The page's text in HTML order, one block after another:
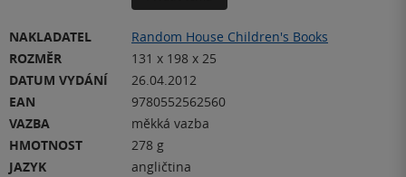
NAKLADATEL
Random House Children's Books
ROZMĚR
131 x 198 x 25
DATUM VYDÁNÍ
26.04.2012
EAN
9780552562560
VAZBA
měkká vazba
HMOTNOST
278 g
JAZYK
angličtina